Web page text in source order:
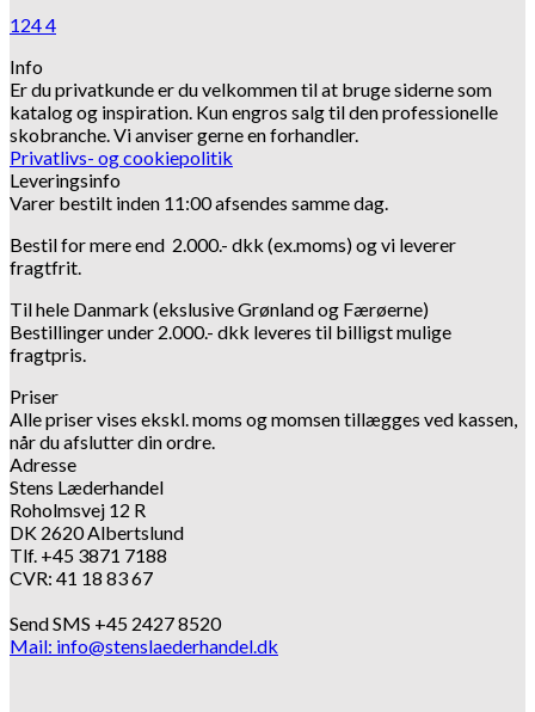
124 4
Info
Er du privatkunde er du velkommen til at bruge siderne som
katalog og inspiration. Kun engros salg til den professionelle
skobranche.Vi anviser gerne en forhandler.
Privatlivs- og cookiepolitik
Leveringsinfo
Varer bestilt inden 11:00 afsendes samme dag.
Bestil for mere end 2.000.- dkk (ex.moms) og vi leverer
fragtfrit.
Til hele Danmark (ekslusive Grønland og Færøerne)
Bestillinger under 2.000.- dkk leveres til billigst mulige
fragtpris.
Priser
Alle priser vises ekskl. moms og momsen tillægges ved kassen,
når du afslutter din ordre.
Adresse
Stens Læderhandel
Roholmsvej 12 R
DK 2620 Albertslund
Tlf. +45 3871 7188
CVR: 41 18 83 67
Send SMS +45 2427 8520
Mail: info@stenslaederhandel.dk